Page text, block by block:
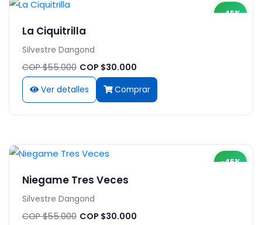
-45%
La Ciquitrilla
Silvestre Dangond
COP $55.000 COP $30.000
Ver detalles Comprar
-45%
Niegame Tres Veces
Silvestre Dangond
COP $55.000 COP $30.000